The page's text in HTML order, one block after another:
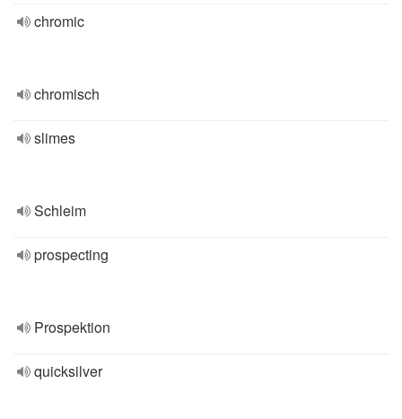
chromic
chromisch
slimes
Schleim
prospecting
Prospektion
quicksilver